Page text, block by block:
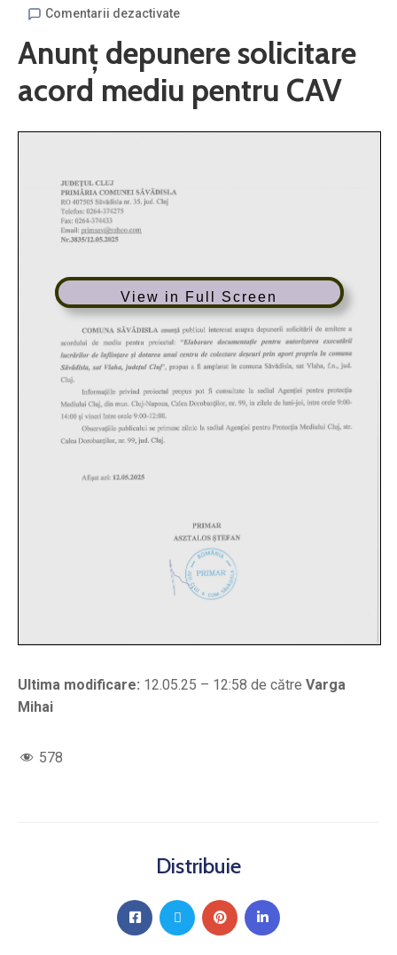
Comentarii dezactivate
Anunț depunere solicitare
acord mediu pentru CAV
View in Full Screen
Ultima modificare: 12.05.25 – 12:58 de către Varga
Mihai
578
Distribuie